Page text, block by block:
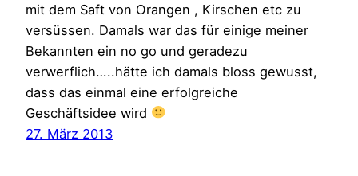
mit dem Saft von Orangen , Kirschen etc zu
versüssen. Damals war das für einige meiner
Bekannten ein no go und geradezu
verwerflich…..hätte ich damals bloss gewusst,
dass das einmal eine erfolgreiche
Geschäftsidee wird
27. März 2013